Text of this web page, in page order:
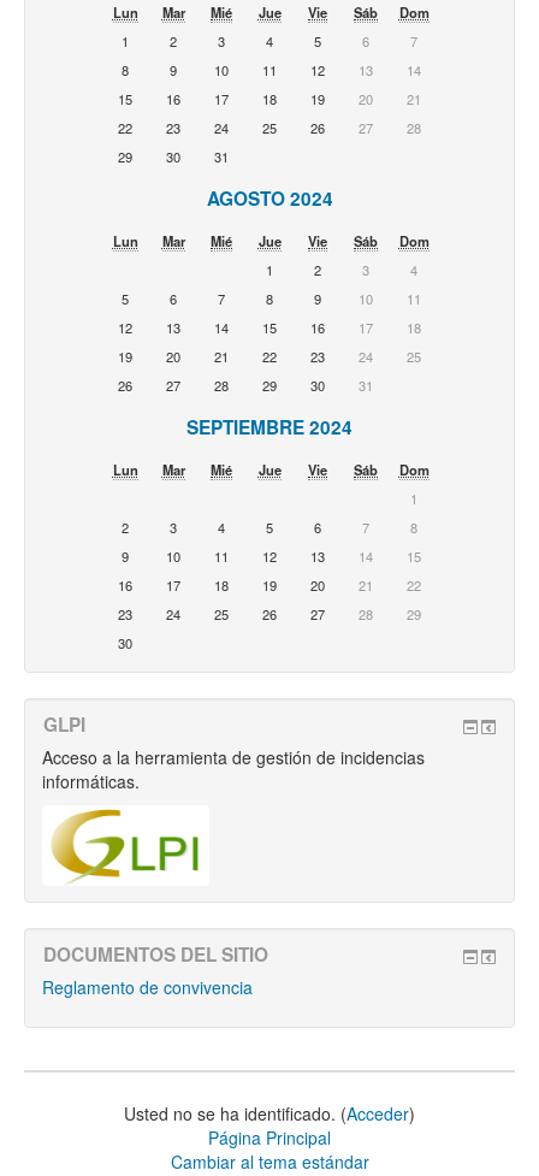
Lun Mar Mié Jue Vie Sáb
Dom
1
2 3 4 5 6
7
8
9 10 11 12 13
14
15
16 17 18 19 20
21
22
23 24 25 26 27
28
29
30 31
AGOSTO 2024
Lun Mar Mié Jue Vie Sáb
Dom
1
2 3
4
5
6 7 8 9 10
11
12
13 14 15 16 17
18
19
20 21 22 23 24
25
26
27 28 29 30 31
SEPTIEMBRE 2024
Lun Mar Mié Jue Vie Sáb
Dom
1
2
3 4 5 6 7
8
9
10 11 12 13 14
15
16
17 18 19 20 21
22
23
24 25 26 27 28
29
30
GLPI
Acceso a la herramienta de gestión de incidencias
informáticas.
DOCUMENTOS DEL SITIO
Reglamento de convivencia
Usted no se ha identificado. (Acceder)
Página Principal
Cambiar al tema estándar